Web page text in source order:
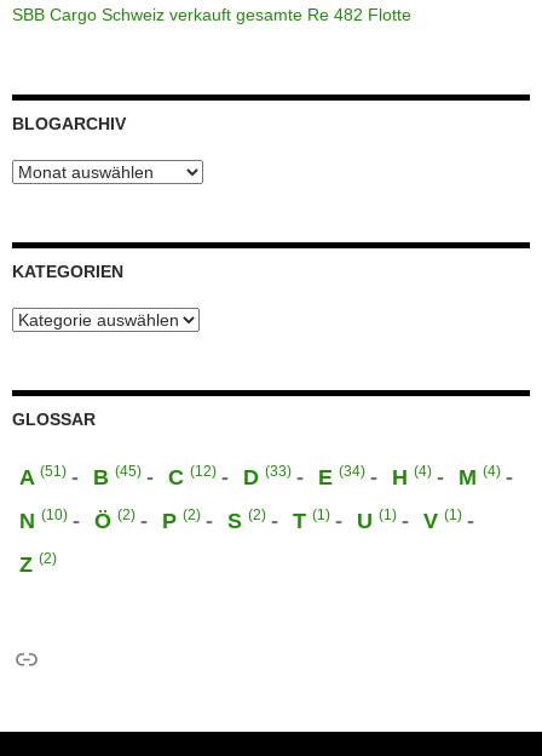
SBB Cargo Schweiz verkauft gesamte Re 482 Flotte
BLOGARCHIV
Blogarchiv
KATEGORIEN
Kategorien
GLOSSAR
A (51) B (45) C (12) D (33) E (34) H (4) M (4)
N (10) Ö (2) P (2) S (2) T (1) U (1) V (1)
Z (2)
Link